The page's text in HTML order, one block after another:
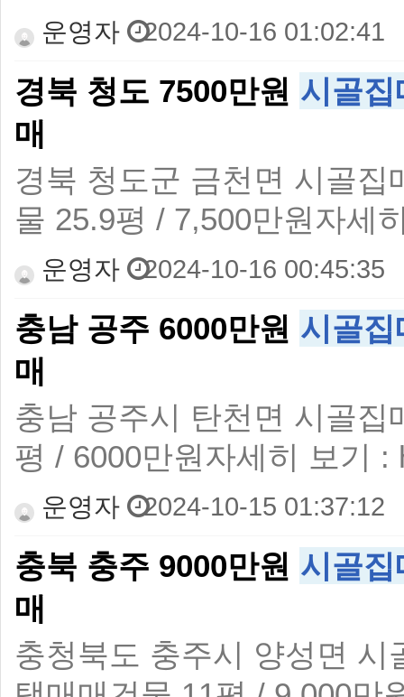
운영자 2024-10-16 01:02:41
경북 청도 7500만원 시골집
매
경북 청도군 금천면 시골
물 25.9평 / 7,500만원자세
운영자 2024-10-16 00:45:35
충남 공주 6000만원 시골집
매
충남 공주시 탄천면 시골
평 / 6000만원자세히 보기
운영자 2024-10-15 01:37:12
충북 충주 9000만원 시골집
매
충청북도 충주시 양성면